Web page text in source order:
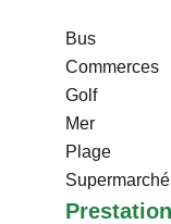
Bus
Commerces
Golf
Mer
Plage
Supermarché